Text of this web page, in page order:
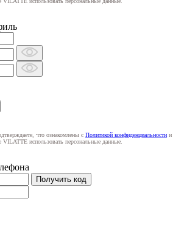
что ознакомлены с Политикой конфиденциальности и
VILATTE использовать персональные данные.
Получить код